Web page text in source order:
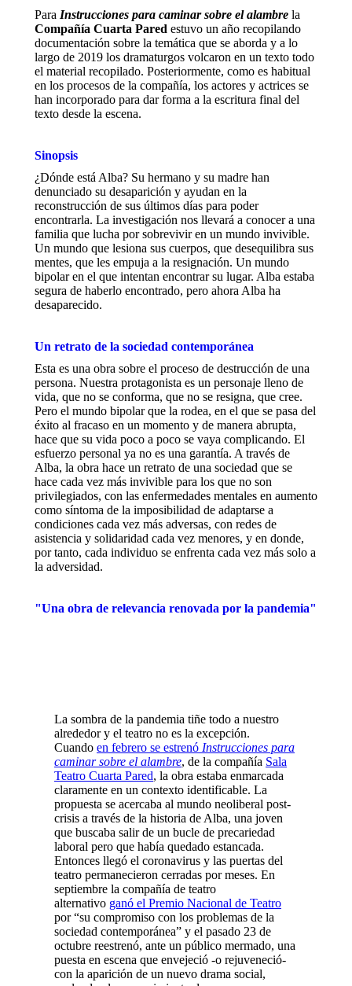
Para Instrucciones para caminar sobre el alambre la
Compañía Cuarta Pared estuvo un año recopilando
documentación sobre la temática que se aborda y a lo
largo de 2019 los dramaturgos volcaron en un texto todo
el material recopilado. Posteriormente, como es habitual
en los procesos de la compañía, los actores y actrices se
han incorporado para dar forma a la escritura final del
texto desde la escena.
Sinopsis
¿Dónde está Alba? Su hermano y su madre han
denunciado su desaparición y ayudan en la
reconstrucción de sus últimos días para poder
encontrarla. La investigación nos llevará a conocer a una
familia que lucha por sobrevivir en un mundo invivible.
Un mundo que lesiona sus cuerpos, que desequilibra sus
mentes, que les empuja a la resignación. Un mundo
bipolar en el que intentan encontrar su lugar. Alba estaba
segura de haberlo encontrado, pero ahora Alba ha
desaparecido.
Un retrato de la sociedad contemporánea
Esta es una obra sobre el proceso de destrucción de una
persona. Nuestra protagonista es un personaje lleno de
vida, que no se conforma, que no se resigna, que cree.
Pero el mundo bipolar que la rodea, en el que se pasa del
éxito al fracaso en un momento y de manera abrupta,
hace que su vida poco a poco se vaya complicando. El
esfuerzo personal ya no es una garantía. A través de
Alba, la obra hace un retrato de una sociedad que se
hace cada vez más invivible para los que no son
privilegiados, con las enfermedades mentales en aumento
como síntoma de la imposibilidad de adaptarse a
condiciones cada vez más adversas, con redes de
asistencia y solidaridad cada vez menores, y en donde,
por tanto, cada individuo se enfrenta cada vez más solo a
la adversidad.
"Una obra de relevancia renovada por la pandemia"
La sombra de la pandemia tiñe todo a nuestro
alrededor y el teatro no es la excepción.
Cuando en febrero se estrenó Instrucciones para
caminar sobre el alambre, de la compañía Sala
Teatro Cuarta Pared, la obra estaba enmarcada
claramente en un contexto identificable. La
propuesta se acercaba al mundo neoliberal post-
crisis a través de la historia de Alba, una joven
que buscaba salir de un bucle de precariedad
laboral pero que había quedado estancada.
Entonces llegó el coronavirus y las puertas del
teatro permanecieron cerradas por meses. En
septiembre la compañía de teatro
alternativo ganó el Premio Nacional de Teatro
por “su compromiso con los problemas de la
sociedad contemporánea” y el pasado 23 de
octubre reestrenó, ante un público mermado, una
puesta en escena que envejeció -o rejuveneció-
con la aparición de un nuevo drama social,